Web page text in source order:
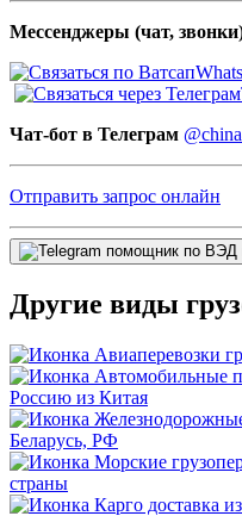
Мессенджеры (чат,
Чат-бот в Телеграм
Отправить запрос онлайн
Другие виды
Авиаперевозки
Автомобильные
Россию из Китая
Беларусь, РФ
Морские
страны
Карго доставка